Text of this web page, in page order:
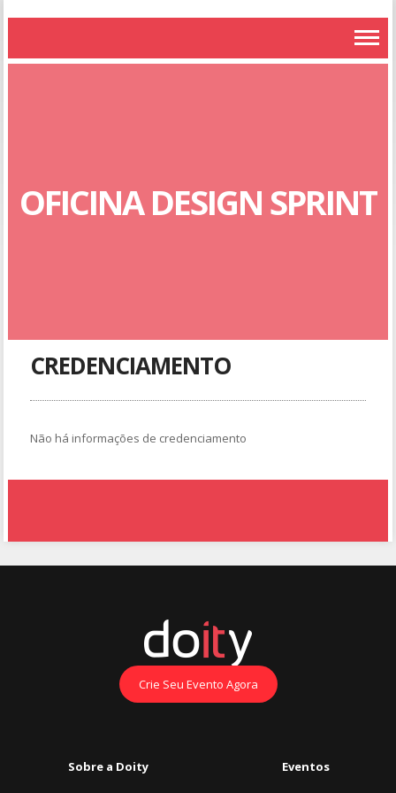
OFICINA DESIGN SPRINT
CREDENCIAMENTO
Não há informações de credenciamento
Crie Seu Evento Agora
Sobre a Doity Eventos